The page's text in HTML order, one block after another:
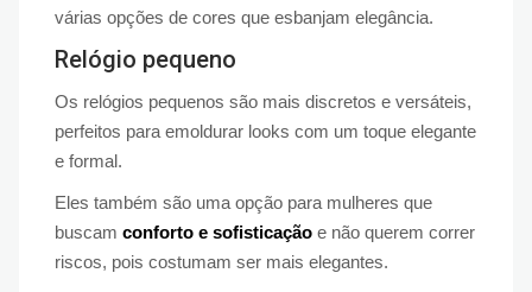
várias opções de cores que esbanjam elegância.
Relógio pequeno
Os relógios pequenos são mais discretos e versáteis,
perfeitos para emoldurar looks com um toque elegante
e formal.
Eles também são uma opção para mulheres que
buscam conforto e sofisticação e não querem correr
riscos, pois costumam ser mais elegantes.